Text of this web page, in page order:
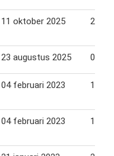
11 oktober 2025 24
23 augustus 2025 05
04 februari 2023 10
04 februari 2023 10